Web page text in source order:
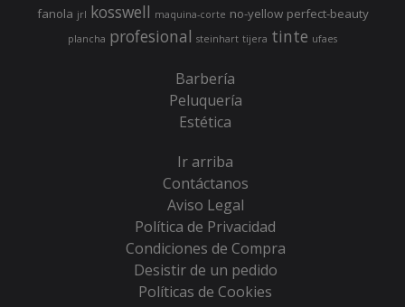
fanola jrl kosswell maquina-corte no-yellow perfect-beauty
plancha profesional steinhart tijera tinte ufaes
Barbería
Peluquería
Estética
Ir arriba
Contáctanos
Aviso Legal
Política de Privacidad
Condiciones de Compra
Desistir de un pedido
Políticas de Cookies